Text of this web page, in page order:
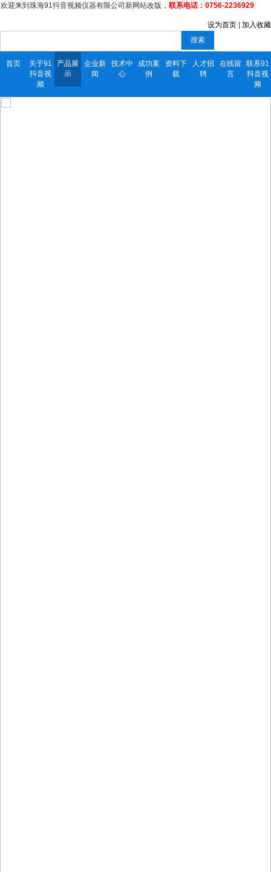
欢迎来到珠海91抖音视频仪器有限公司新网站改版， 联系电话：0756-2236929
设为首页
加入收藏
搜索
首页
关于91
抖音视
频
产品展
示
企业新
闻
技术中
心
成功案
例
资料下
载
人才招
聘
在线留
言
联系91
抖音视
频